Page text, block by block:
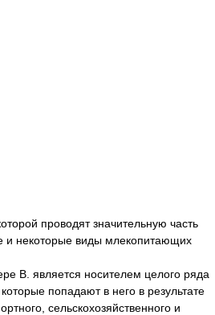
проводят значительную часть
и некоторые виды млекопитающих
В. является носителем целого ряда
попадают в него в результате
сельскохозяйственного и